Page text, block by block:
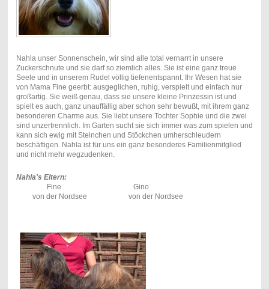
Nahla unser Sonnenschein, wir sind alle total vernarrt in unsere
Zuckerschnute und sie darf so ziemlich alles. Sie ist eine ganz treue
Seele und in unserem Rudel völlig tiefenentspannt. Ihr Wesen hat sie
von Mama Fine geerbt: ausgeglichen, ruhig, verspielt und einfach nur
großartig. Sie weiß genau, dass sie unsere kleine Prinzessin ist und
spielt es auch, ganz unauffällig aber schon sehr bewußt, mit ihrem ganz
besonderen Charme aus. Sie liebt unsere Tochter Sophie und die zwei
sind unzertrennlich. Im Garten sucht sie sich immer was zum spielen und
kann sich ewig mit Steinchen und Stöckchen umherschleudern
beschäftigen. Nahla ist für uns ein ganz besonderes Familienmitglied
und nicht mehr wegzudenken.
Nahla's Eltern:
Fine Gino
von der Nordsee von der Nordsee